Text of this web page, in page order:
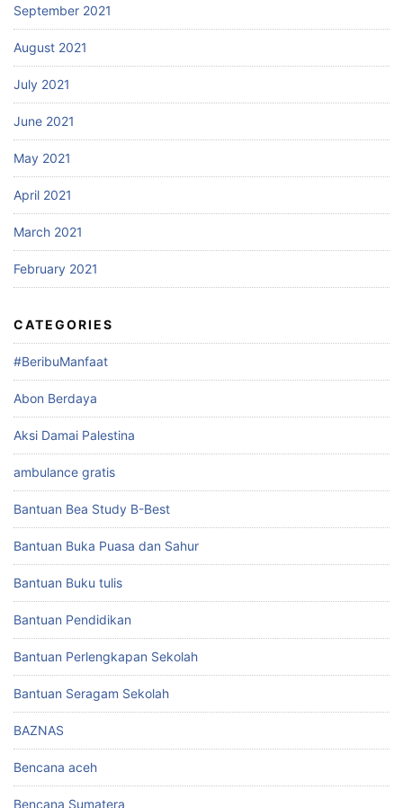
September 2021
August 2021
July 2021
June 2021
May 2021
April 2021
March 2021
February 2021
CATEGORIES
#BeribuManfaat
Abon Berdaya
Aksi Damai Palestina
ambulance gratis
Bantuan Bea Study B-Best
Bantuan Buka Puasa dan Sahur
Bantuan Buku tulis
Bantuan Pendidikan
Bantuan Perlengkapan Sekolah
Bantuan Seragam Sekolah
BAZNAS
Bencana aceh
Bencana Sumatera